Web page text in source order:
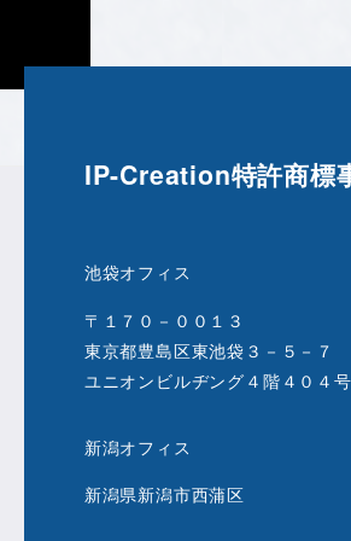
IP-Creation特許商標
池袋オフィス
〒１７０－００１３
東京都豊島区東池袋３－５－７
ユニオンビルヂング４階４０４
新潟オフィス
新潟県新潟市西蒲区